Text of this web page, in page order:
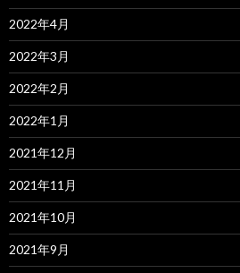
2022年4月
2022年3月
2022年2月
2022年1月
2021年12月
2021年11月
2021年10月
2021年9月